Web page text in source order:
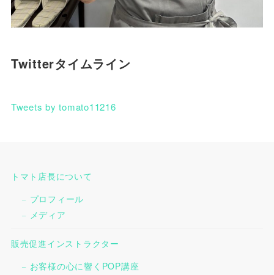
Twitterタイムライン
Tweets by tomato11216
トマト店長について
プロフィール
メディア
販売促進インストラクター
お客様の心に響くPOP講座